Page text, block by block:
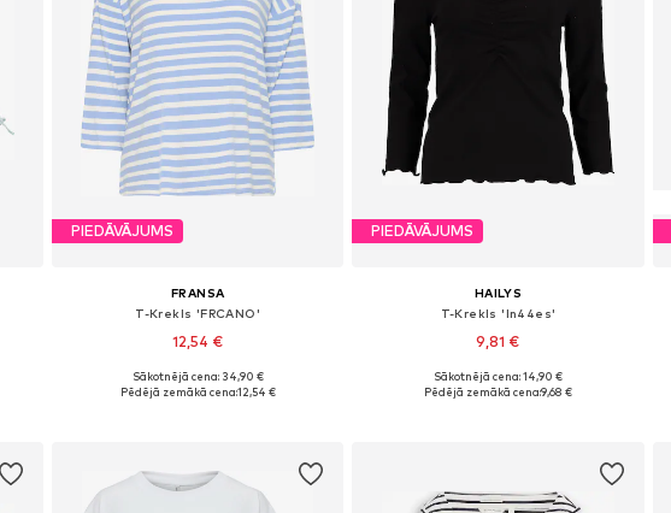
PIEDĀVĀJUMS
FRANSA
T-Krekls 'FRCANO'
12,54 €
Pieejamie izmēri: XS, S, M, L, XL, XXL
Sākotnējā cena: 34,90 €
Pēdējā zemākā cena:12,54 €
PIEDĀVĀJUMS
HAILYS
T-Krekls 'In44es'
9,81 €
Pieejamie izmēri: XS, S, M, L, XL, XXL
Sākotnējā cena: 14,90 €
Pēdējā zemākā cena:9,68 €